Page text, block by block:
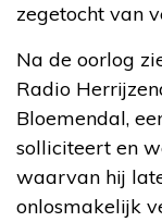
zegetocht van
Na de oorlog
Radio
Bloemendal,
solliciteert en
waarvan hij
onlosmakelijk